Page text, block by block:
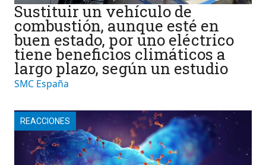
Sustituir un vehículo de
combustión, aunque esté en
buen estado, por uno eléctrico
tiene beneficios climáticos a
largo plazo, según un estudio
SMC España
REACCIONES